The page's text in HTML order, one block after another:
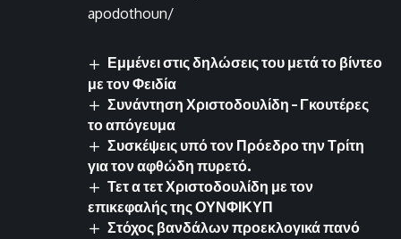
apodothoun/
Εμμένει στις δηλώσεις του μετά το βίντεο
με τον Φειδία
Συνάντηση Χριστοδουλίδη – Γκουτέρες
το απόγευμα
Συσκέψεις υπό τον Πρόεδρο την Τρίτη
για τον αφθώδη πυρετό.
Τετ α τετ Χριστοδουλίδη με τον
επικεφαλής της ΟΥΝΦΙΚΥΠ
Στόχος βανδάλων προεκλογικά πανό